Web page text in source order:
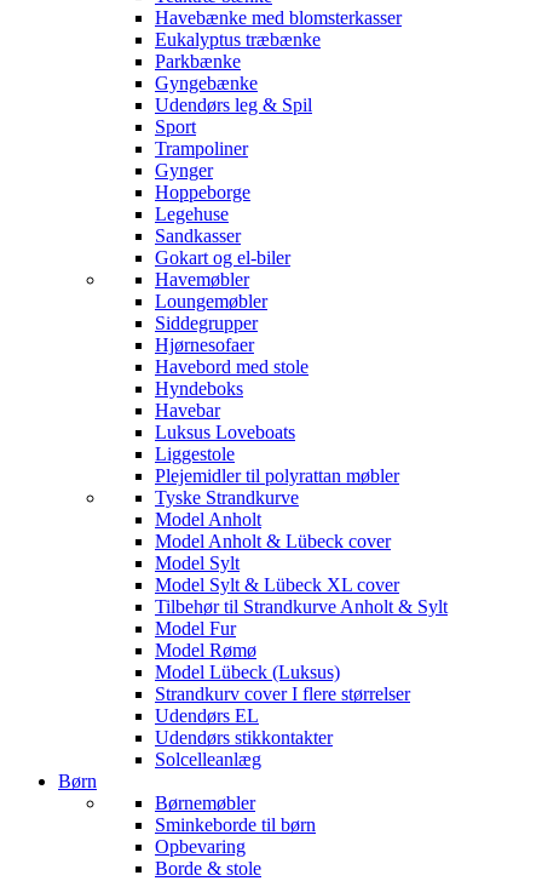
Havebænke med blomsterkasser
Eukalyptus træbænke
Parkbænke
Gyngebænke
Udendørs leg & Spil
Sport
Trampoliner
Gynger
Hoppeborge
Legehuse
Sandkasser
Gokart og el-biler
Havemøbler
Loungemøbler
Siddegrupper
Hjørnesofaer
Havebord med stole
Hyndeboks
Havebar
Luksus Loveboats
Liggestole
Plejemidler til polyrattan møbler
Tyske Strandkurve
Model Anholt
Model Anholt & Lübeck cover
Model Sylt
Model Sylt & Lübeck XL cover
Tilbehør til Strandkurve Anholt & Sylt
Model Fur
Model Rømø
Model Lübeck (Luksus)
Strandkurv cover I flere størrelser
Udendørs EL
Udendørs stikkontakter
Solcelleanlæg
Børn
Børnemøbler
Sminkeborde til børn
Opbevaring
Borde & stole